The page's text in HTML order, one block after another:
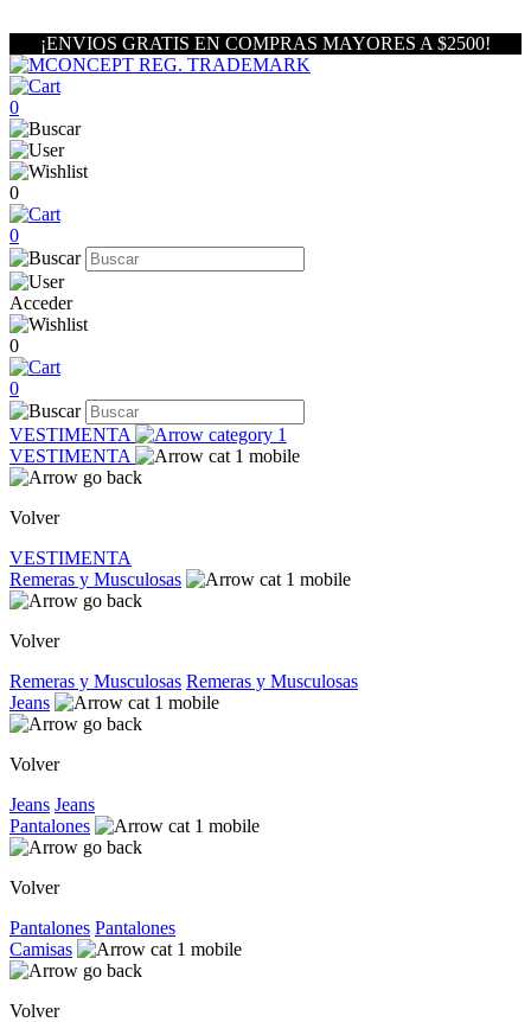
¡ENVIOS GRATIS EN COMPRAS MAYORES A $2500!
0
0
0
Acceder
0
0
VESTIMENTA
VESTIMENTA
Volver
VESTIMENTA
Remeras y Musculosas
Volver
Remeras y Musculosas Remeras y Musculosas
Jeans
Volver
Jeans Jeans
Pantalones
Volver
Pantalones Pantalones
Camisas
Volver